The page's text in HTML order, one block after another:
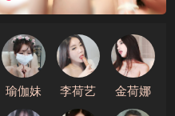
瑜伽妹 李荷艺 金荷娜